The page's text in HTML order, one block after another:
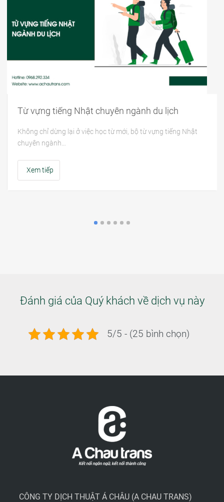
Từ vựng tiếng Nhật chuyên ngành du lịch
Không chỉ dừng lại ở việc học từ mới, bộ từ vựng tiếng Nhật
chuyên ngành…
Xem tiếp
Đánh giá của Quý khách về dịch vụ này
5/5 - (25 bình chọn)
CÔNG TY DỊCH THUẬT Á CHÂU (A CHAU TRANS)